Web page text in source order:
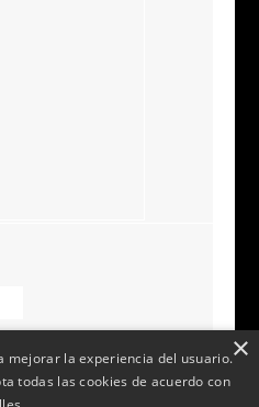
mejorar la experiencia del usuario.
todas las cookies de acuerdo con
×